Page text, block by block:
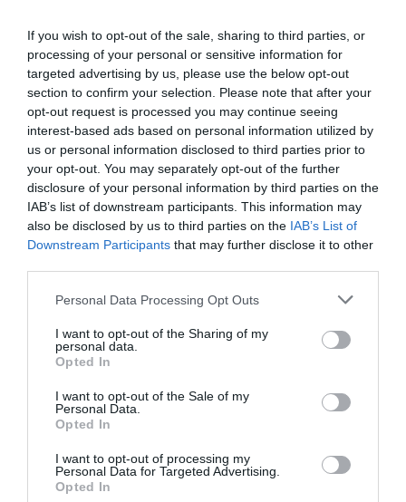
If you wish to opt-out of the sale, sharing to third parties, or
processing of your personal or sensitive information for
targeted advertising by us, please use the below opt-out
section to confirm your selection. Please note that after your
opt-out request is processed you may continue seeing
interest-based ads based on personal information utilized by
us or personal information disclosed to third parties prior to
your opt-out. You may separately opt-out of the further
disclosure of your personal information by third parties on the
IAB’s list of downstream participants. This information may
also be disclosed by us to third parties on the IAB’s List of
Downstream Participants that may further disclose it to other
Personal Data Processing Opt Outs
I want to opt-out of the Sharing of my
personal data.
Opted In
I want to opt-out of the Sale of my
Personal Data.
Opted In
I want to opt-out of processing my
Personal Data for Targeted Advertising.
Opted In
Prandelli, da sempre sensibile al tema delle
seconde generazioni, contro il razzismo e le
paese natale, ha lanciato un messaggio forte e
“Lo ius soli è un obiettivo del Coni, rilanciato